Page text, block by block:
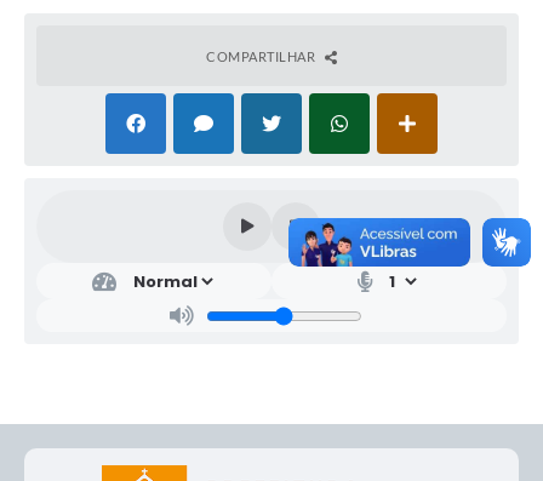
COMPARTILHAR